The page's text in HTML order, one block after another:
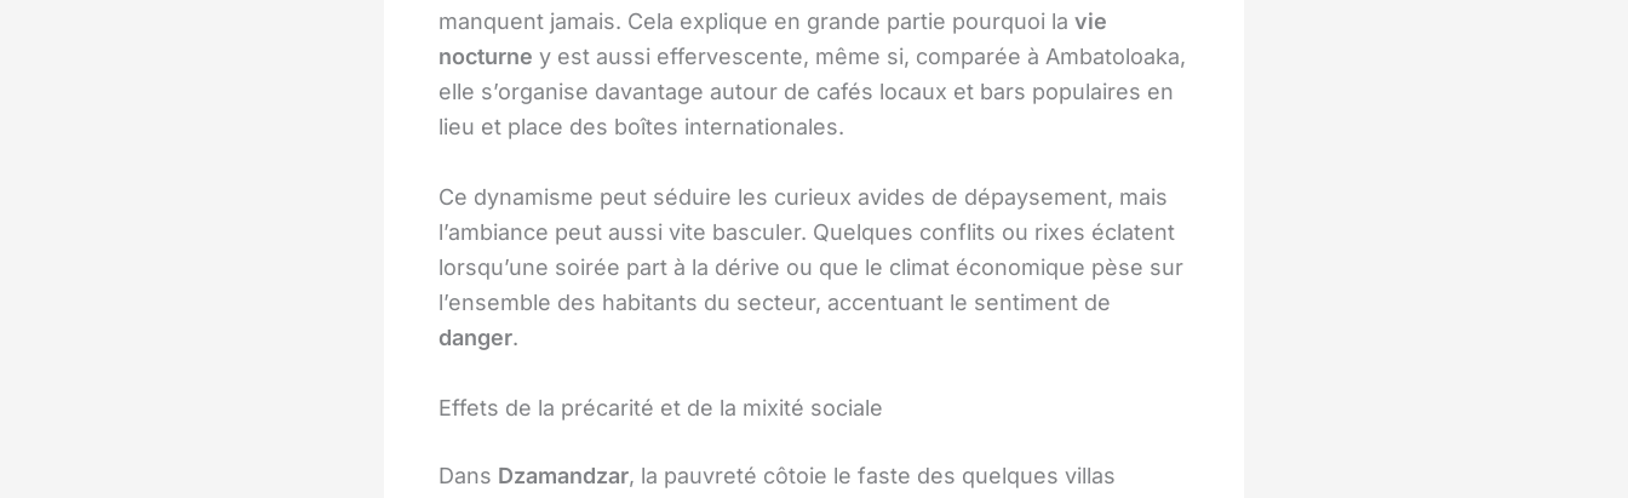
manquent jamais. Cela explique en grande partie pourquoi la vie
nocturne y est aussi effervescente, même si, comparée à Ambatoloaka,
elle s’organise davantage autour de cafés locaux et bars populaires en
lieu et place des boîtes internationales.
Ce dynamisme peut séduire les curieux avides de dépaysement, mais
l’ambiance peut aussi vite basculer. Quelques conflits ou rixes éclatent
lorsqu’une soirée part à la dérive ou que le climat économique pèse sur
l’ensemble des habitants du secteur, accentuant le sentiment de
danger.
Effets de la précarité et de la mixité sociale
Dans Dzamandzar, la pauvreté côtoie le faste des quelques villas